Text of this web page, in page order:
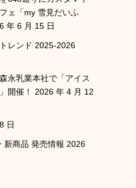
ェ「my 雪見だいふ
年 6 月 15 日
レンド 2025-2026
永乳業本社で「アイス
開催！
2026 年 4 月 12
日
新商品 発売情報 2026